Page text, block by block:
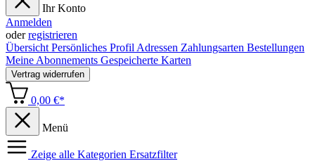
Ihr Konto
Anmelden
oderregistrieren
Übersicht Persönliches Profil Adressen Zahlungsarten Bestellungen
Meine Abonnements Gespeicherte Karten
Vertrag widerrufen
0,00 €*
Menü
Zeige alle Kategorien Ersatzfilter